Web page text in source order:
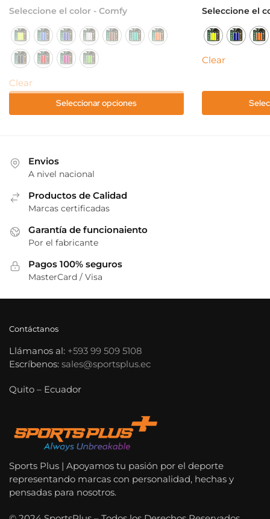
Seleccionar opciones
Este
tiene
múltiples
variantes.
Las
opciones
la
página
de
producto
Seleccione el color - Comfy
Clear
Este
tiene
variantes.
opciones
Seleccione el
Clear
Envios
A nivel nacional
Productos de Calidad
Marcas certificadas
Garantía de funcionaiento
Por el fabricante
Pagos 100% seguros
MasterCard / Visa
Contáctanos
Llámanos al: +593 99 509 5108
Escríbenos: sales@sportsplus.ec
Quito – Ecuador
Sports Plus | Apoyamos tu pasión por el deporte
representando marcas con personalidad, hechas y
pensadas para nosotros.